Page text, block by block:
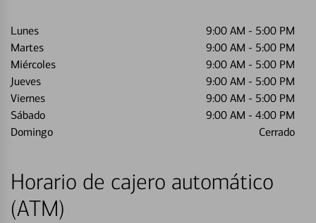
Lunes 9:00 AM - 5:00 PM
Martes
9:00 AM - 5:00 PM
Miércoles
9:00 AM - 5:00 PM
Jueves
9:00 AM - 5:00 PM
Viernes
9:00 AM - 5:00 PM
Sábado
9:00 AM - 4:00 PM
Domingo
Cerrado
Horario de cajero automático
(ATM)